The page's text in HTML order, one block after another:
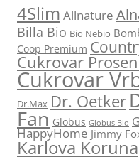
4Slim Allnature
Billa Bio Bio Nebio
Coop Premium
Cukrovar
Cukrovar
Dr.Max Dr. Oetker
Fan Globus Globus Bio
HappyHome Jimmy
Karlova Koruna